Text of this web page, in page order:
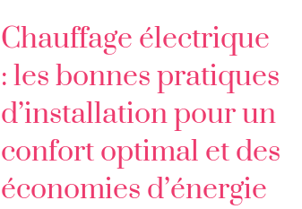
Chauffage électrique
: les bonnes pratiques
d’installation pour un
confort optimal et des
économies d’énergie